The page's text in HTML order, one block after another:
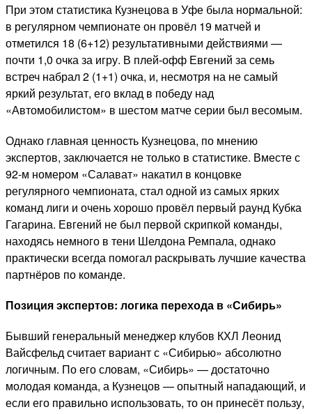
При этом статистика Кузнецова в Уфе была нормальной:
в регулярном чемпионате он провёл 19 матчей и
отметился 18 (6+12) результативными действиями —
почти 1,0 очка за игру. В плей-офф Евгений за семь
встреч набрал 2 (1+1) очка, и, несмотря на не самый
яркий результат, его вклад в победу над
«Автомобилистом» в шестом матче серии был весомым.
Однако главная ценность Кузнецова, по мнению
экспертов, заключается не только в статистике. Вместе с
92-м номером «Салават» накатил в концовке
регулярного чемпионата, стал одной из самых ярких
команд лиги и очень хорошо провёл первый раунд Кубка
Гагарина. Евгений не был первой скрипкой команды,
находясь немного в тени Шелдона Ремпала, однако
практически всегда помогал раскрывать лучшие качества
партнёров по команде.
Позиция экспертов: логика перехода в «Сибирь»
Бывший генеральный менеджер клубов КХЛ Леонид
Вайсфельд считает вариант с «Сибирью» абсолютно
логичным. По его словам, «Сибирь» — достаточно
молодая команда, а Кузнецов — опытный нападающий, и
если его правильно использовать, то он принесёт пользу,